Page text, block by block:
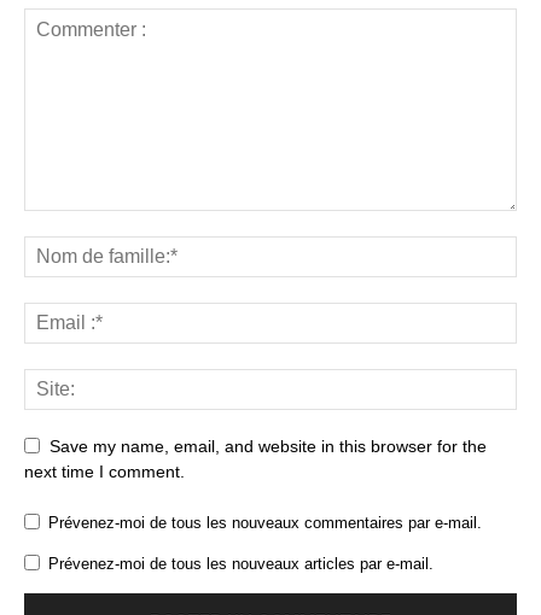
Save my name, email, and website in this browser for the
next time I comment.
Prévenez-moi de tous les nouveaux commentaires par e-mail.
Prévenez-moi de tous les nouveaux articles par e-mail.